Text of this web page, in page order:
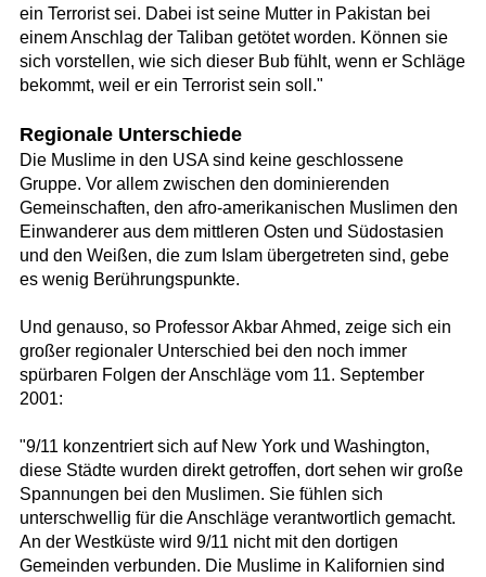
ein Terrorist sei. Dabei ist seine Mutter in Pakistan bei
einem Anschlag der Taliban getötet worden. Können sie
sich vorstellen, wie sich dieser Bub fühlt, wenn er Schläge
bekommt, weil er ein Terrorist sein soll."
Regionale Unterschiede
Die Muslime in den USA sind keine geschlossene
Gruppe. Vor allem zwischen den dominierenden
Gemeinschaften, den afro-amerikanischen Muslimen den
Einwanderer aus dem mittleren Osten und Südostasien
und den Weißen, die zum Islam übergetreten sind, gebe
es wenig Berührungspunkte.
Und genauso, so Professor Akbar Ahmed, zeige sich ein
großer regionaler Unterschied bei den noch immer
spürbaren Folgen der Anschläge vom 11. September
2001:
"9/11 konzentriert sich auf New York und Washington,
diese Städte wurden direkt getroffen, dort sehen wir große
Spannungen bei den Muslimen. Sie fühlen sich
unterschwellig für die Anschläge verantwortlich gemacht.
An der Westküste wird 9/11 nicht mit den dortigen
Gemeinden verbunden. Die Muslime in Kalifornien sind